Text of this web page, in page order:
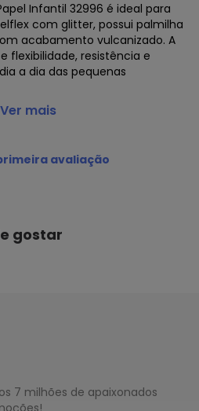
Infantil 32996 é ideal para
com glitter, possui palmilha
acabamento vulcanizado. A
flexibilidade, resistência e
a dia das pequenas
Papel Infantil 32996 -
resistência e conforto aos
mais
avaliação
gostar
7 milhões de apaixonados